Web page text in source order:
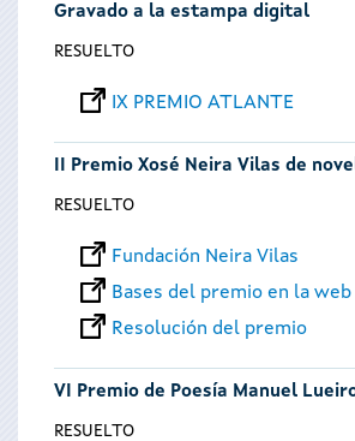
Gravado a la estampa digital
RESUELTO
IX PREMIO ATLANTE
II Premio Xosé Neira Vilas de
RESUELTO
Fundación Neira Vilas
Bases del premio en la web
Resolución del premio
VI Premio de Poesía Manuel
RESUELTO